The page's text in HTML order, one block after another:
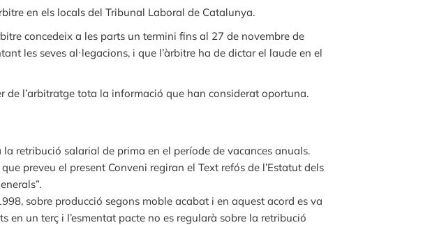
en els locals del Tribunal Laboral de Catalunya.
concedeix a les parts un termini fins al 27 de novembre de
les seves al·legacions, i que l’àrbitre ha de dictar el laude en el
de l’arbitratge tota la informació que han considerat oportuna.
retribució salarial de prima en el període de vacances anuals.
preveu el present Conveni regiran el Text refós de l’Estatut dels
sobre producció segons moble acabat i en aquest acord es va
un terç i l’esmentat pacte no es regularà sobre la retribució